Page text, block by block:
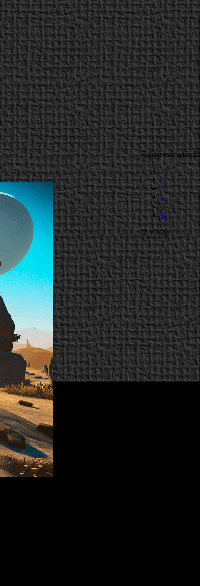
Valora este artículo
1
2
3
4
5
(2 votos)